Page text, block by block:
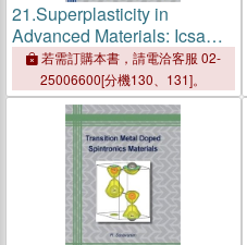
21.Superplasticity in
Advanced Materials: Icsam
2023若需訂購本書，請電洽客服 02-
25006600[分機130、131]。